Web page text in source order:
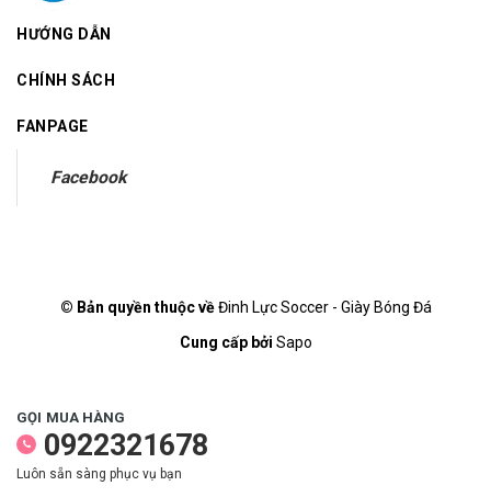
HƯỚNG DẪN
CHÍNH SÁCH
FANPAGE
Facebook
© Bản quyền thuộc vềĐinh Lực Soccer - Giày Bóng Đá
Cung cấp bởi Sapo
GỌI MUA HÀNG
0922321678
Luôn sẵn sàng phục vụ bạn